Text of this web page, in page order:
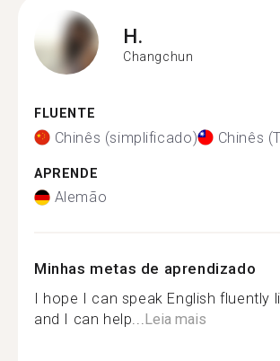
H.
Changchun
FLUENTE
Chinês (simplificado) Chinês
APRENDE
Alemão
Minhas metas de aprendizado
I hope I can speak English fluently
and I can help...Leia mais